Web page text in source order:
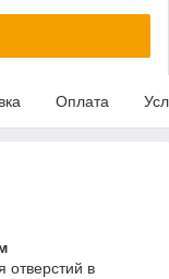
Оплата
отверстий в